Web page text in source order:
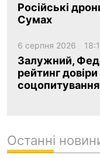
Російські
Сумах
6 серпня 2026
Залужний,
рейтинг довіри
соцопитування
Останні